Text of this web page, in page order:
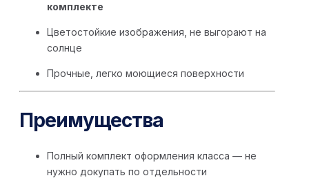
комплекте
Цветостойкие изображения, не выгорают на
солнце
Прочные, легко моющиеся поверхности
Преимущества
Полный комплект оформления класса — не
нужно докупать по отдельности